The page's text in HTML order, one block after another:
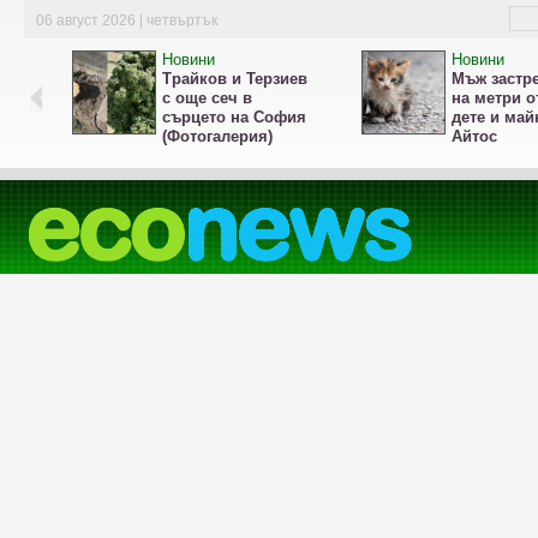
06 август 2026 | четвъртък
Новини
Трайков и Терзиев
с още сеч в
сърцето на София
(Фотогалерия)
Новини
Мъж
на метри
дете и
Айтос